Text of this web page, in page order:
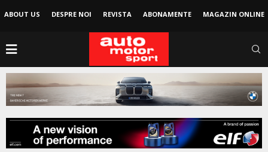
ABOUT US DESPRE NOI REVISTA ABONAMENTE MAGAZIN ONLINE